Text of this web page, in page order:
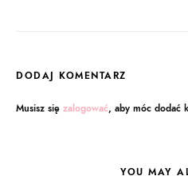
DODAJ KOMENTARZ
Musisz się zalogować, aby móc dodać
YOU MAY